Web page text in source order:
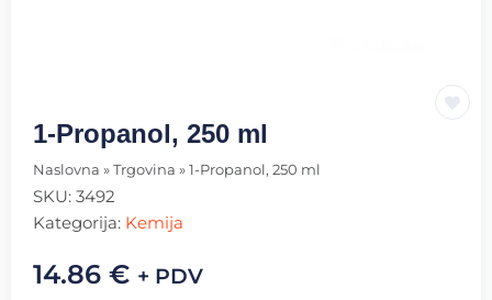
1-Propanol, 250 ml
Naslovna » Trgovina » 1-Propanol, 250 ml
SKU: 3492
Kategorija: Kemija
14.86 € + PDV